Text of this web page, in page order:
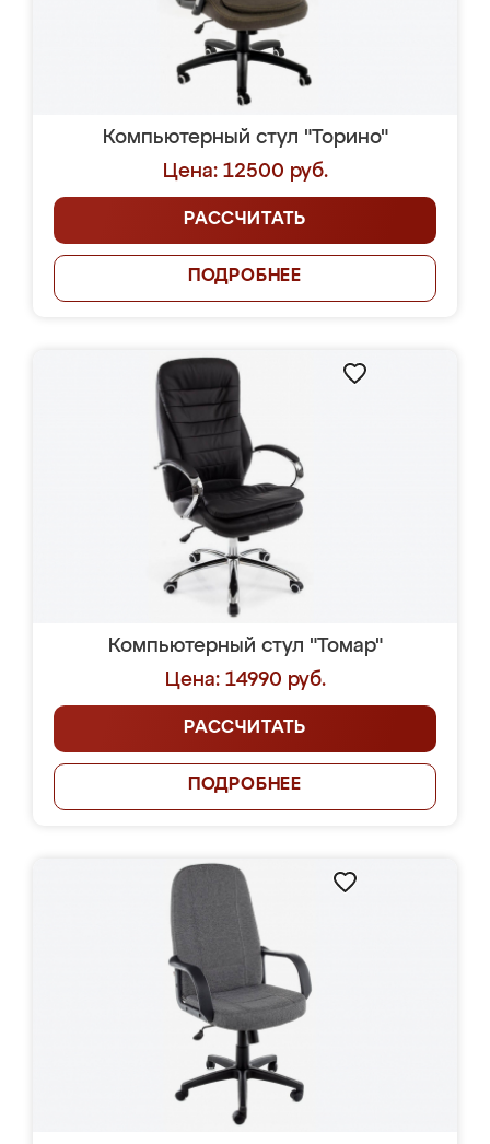
Компьютерный стул "Торино"
Цена: 12500 руб.
РАССЧИТАТЬ
ПОДРОБНЕЕ
Компьютерный стул "Томар"
Цена: 14990 руб.
РАССЧИТАТЬ
ПОДРОБНЕЕ